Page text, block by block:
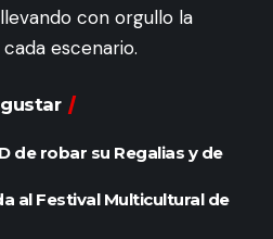
con orgullo la
escenario.
de robar su Regalias y de
al Festival Multicultural de